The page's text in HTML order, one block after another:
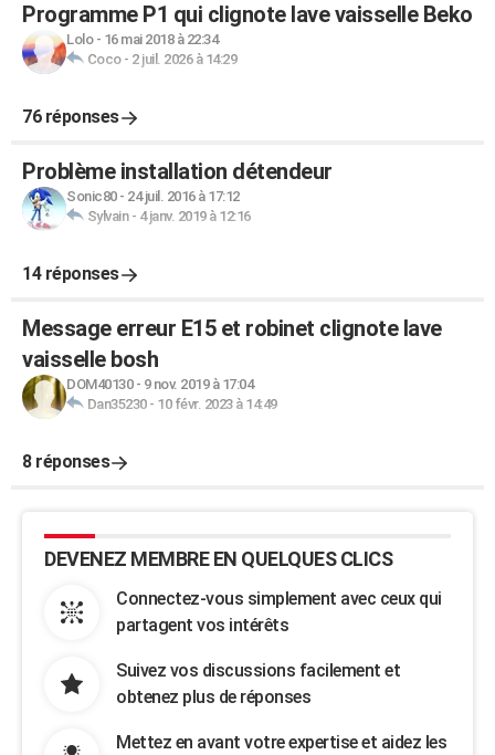
Programme P1 qui clignote lave vaisselle Beko
Lolo- 16 mai 2018 à 22:34
Coco- 2 juil. 2026 à 14:29
76 réponses
Problème installation détendeur
Sonic80- 24 juil. 2016 à 17:12
Sylvain- 4 janv. 2019 à 12:16
14 réponses
Message erreur E15 et robinet clignote lave
vaisselle bosh
DOM40130- 9 nov. 2019 à 17:04
Dan35230- 10 févr. 2023 à 14:49
8 réponses
DEVENEZ MEMBRE EN QUELQUES CLICS
Connectez-vous simplement avec ceux qui
partagent vos intérêts
Suivez vos discussions facilement et
obtenez plus de réponses
Mettez en avant votre expertise et aidez les